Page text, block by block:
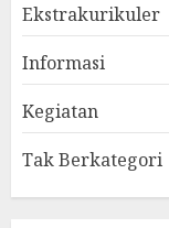
Ekstrakurikuler
Informasi
Kegiatan
Tak Berkategori